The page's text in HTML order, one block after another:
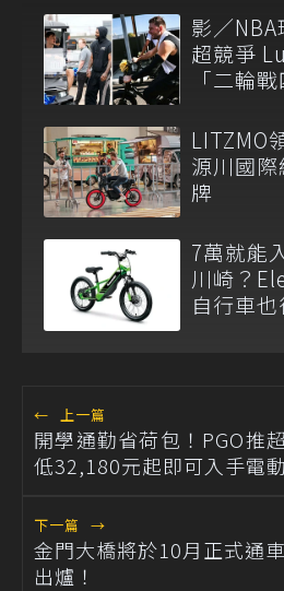
影／
超競爭
「二輪戰
LITZMO
源川國
牌
7萬就能
川崎？
自行車也
← 上一篇
開學通勤省荷包！PGO推
低32,180元起即可入手電
下一篇 →
金門大橋將於10月正式通
出爐！